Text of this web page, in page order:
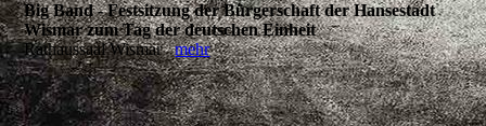
Big Band - Festsitzung der Bürgerschaft der Hansestadt
Wismar zum Tag der deutschen Einheit
Rathaussaal Wismarmehr